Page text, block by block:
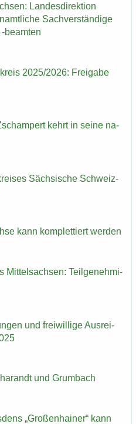
Lan­des­di­rek­ti­on
Sach­ver­stän­di­ge
​beamten
2025/2026: Frei­ga­be
kehrt in seine na­
Säch­si­sche Schweiz-​
kann kom­plet­tiert wer­den
Mit­tel­sach­sen: Teil­ge­neh­mi­
und frei­wil­li­ge Aus­rei­
und Grum­bach
„Gro­ßen­hai­ner“ kann